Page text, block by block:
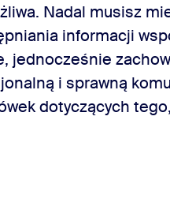
Nadal musisz
informacji
jednocześnie
i sprawną
dotyczących